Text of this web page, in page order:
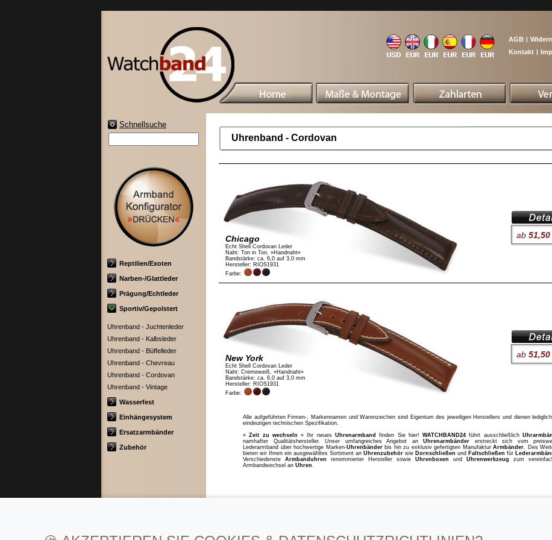
AGB |
Kontakt |
Schnellsuche
Reptilien/Exoten
Narben-/Glattleder
Prägung/Echtleder
Sportiv/Gepolstert
Uhrenband - Juchtenleder
Uhrenband - Kalbsleder
Uhrenband - Büffelleder
Uhrenband - Chevreau
Uhrenband - Cordovan
Uhrenband - Vintage
Wasserfest
Einhängesystem
Ersatzarmbänder
Zubehör
Uhrenband - Cordovan
Chicago
Echt Shell Cordovan Leder
Naht: Ton in Ton, »Handnaht«
Bandstärke: ca. 6,0 auf 3,0 mm
Hersteller: RIOS1931
Farbe:
ab 51,50
New York
Echt Shell Cordovan Leder
Naht: Cremeweiß, »Handnaht«
Bandstärke: ca. 6,0 auf 3,0 mm
Hersteller: RIOS1931
Farbe:
ab 51,50
Alle aufgeführten Firmen-, Markennamen und Warenzeichen sind Eigentum des jeweiligen Herstellers und dienen
eindeutigen technischen Spezifikation.
»Zeit zu wechseln « Ihr neuesUhrenarmband finden Sie hier!WATCHBAND24 führt ausschließlich
namhafter Qualitätshersteller. Unser umfangreiches Angebot an Uhrenarmbänder erstreckt sich vom
Lederarmband über hochwertige Marken-Uhrenbänderbis hin zu exklusiv gefertigten Manufaktur Armbänder. Des
bieten wir Ihnen ein ausgewähltes Sortiment an Uhrenzubehör wie Dornschließen und Faltschließen für
Verschiedenste Armbanduhren renommierter Hersteller sowie Uhrenboxen und Uhrenwerkzeug zum
Armbandwechsel an Uhren.